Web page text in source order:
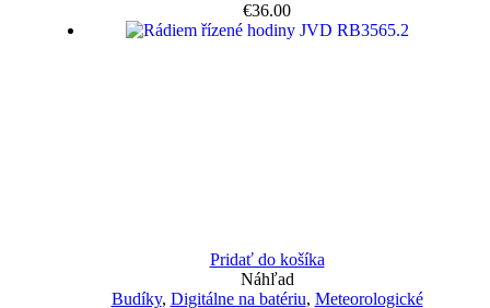
€36.00
Pridať do košíka
Náhľad
Budíky, Digitálne na batériu, Meteorologické